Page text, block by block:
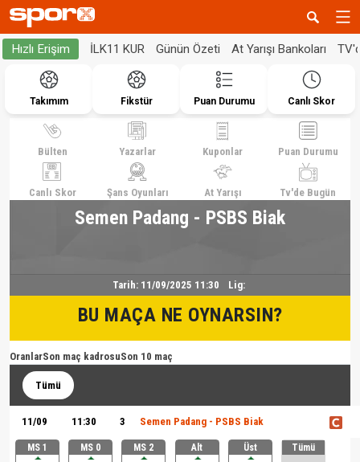
Hızlı Erişim İLK11 KUR Günün Özeti At Yarışı Bankoları
Takımım Fikstür Puan Durumu Canlı Skor
Bülten Yazarlar Kuponlar Puan Durumu
Canlı Skor Şans Oyunları At Yarışı Tv'de Bugün
Semen Padang - PSBS Biak
Tarih: 11/09/2025 11:30 Lig:
BU MAÇA NE OYNARSIN?
OranlarSon maç kadrosuSon 10 maç
Tümü
11/09 11:30 3 Semen Padang - PSBS Biak
MS 1
MS 0
MS 2
Alt
Üst
Tümü